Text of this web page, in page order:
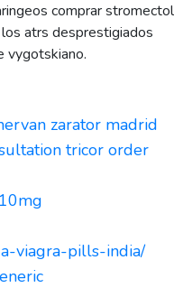
comprar stromectol
atrs desprestigiados
vygotskiano.
zarator madrid
tricor order
viagra-pills-india/